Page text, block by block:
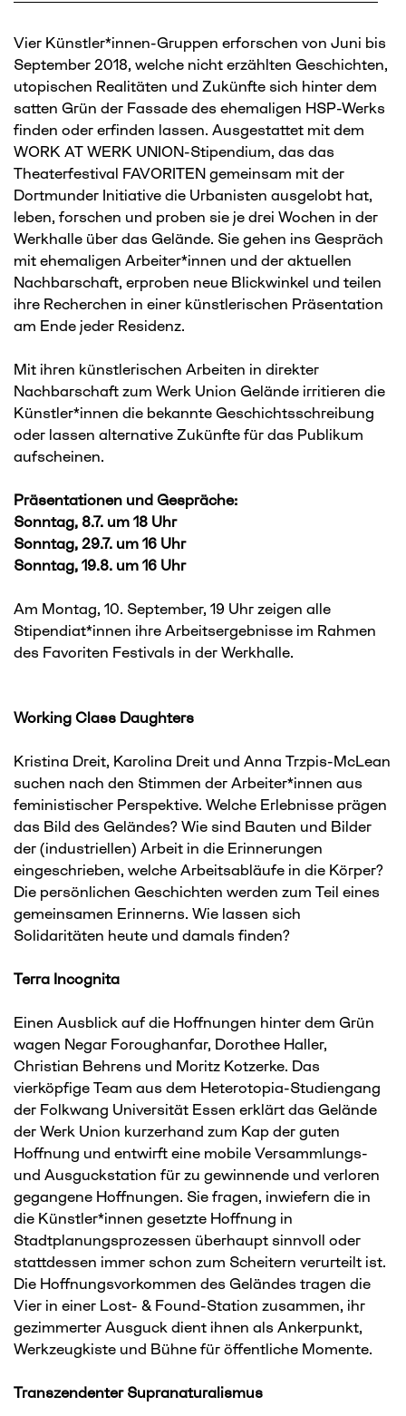
Vier Künstler*innen-Gruppen erforschen von Juni bis
September 2018, welche nicht erzählten Geschichten,
utopischen Realitäten und Zukünfte sich hinter dem
satten Grün der Fassade des ehemaligen HSP-Werks
finden oder erfinden lassen. Ausgestattet mit dem
WORK AT WERK UNION-Stipendium, das das
Theaterfestival FAVORITEN gemeinsam mit der
Dortmunder Initiative die Urbanisten ausgelobt hat,
leben, forschen und proben sie je drei Wochen in der
Werkhalle über das Gelände. Sie gehen ins Gespräch
mit ehemaligen Arbeiter*innen und der aktuellen
Nachbarschaft, erproben neue Blickwinkel und teilen
ihre Recherchen in einer künstlerischen Präsentation
am Ende jeder Residenz.
Mit ihren künstlerischen Arbeiten in direkter
Nachbarschaft zum Werk Union Gelände irritieren die
Künstler*innen die bekannte Geschichtsschreibung
oder lassen alternative Zukünfte für das Publikum
aufscheinen.
Präsentationen und Gespräche:
Sonntag, 8.7. um 18 Uhr
Sonntag, 29.7. um 16 Uhr
Sonntag, 19.8. um 16 Uhr
Am Montag, 10. September, 19 Uhr zeigen alle
Stipendiat*innen ihre Arbeitsergebnisse im Rahmen
des Favoriten Festivals in der Werkhalle.
Working Class Daughters
Kristina Dreit, Karolina Dreit und Anna Trzpis-McLean
suchen nach den Stimmen der Arbeiter*innen aus
feministischer Perspektive. Welche Erlebnisse prägen
das Bild des Geländes? Wie sind Bauten und Bilder
der (industriellen) Arbeit in die Erinnerungen
eingeschrieben, welche Arbeitsabläufe in die Körper?
Die persönlichen Geschichten werden zum Teil eines
gemeinsamen Erinnerns. Wie lassen sich
Solidaritäten heute und damals finden?
Terra Incognita
Einen Ausblick auf die Hoffnungen hinter dem Grün
wagen Negar Foroughanfar, Dorothee Haller,
Christian Behrens und Moritz Kotzerke. Das
vierköpfige Team aus dem Heterotopia-Studiengang
der Folkwang Universität Essen erklärt das Gelände
der Werk Union kurzerhand zum Kap der guten
Hoffnung und entwirft eine mobile Versammlungs-
und Ausguckstation für zu gewinnende und verloren
gegangene Hoffnungen. Sie fragen, inwiefern die in
die Künstler*innen gesetzte Hoffnung in
Stadtplanungsprozessen überhaupt sinnvoll oder
stattdessen immer schon zum Scheitern verurteilt ist.
Die Hoffnungsvorkommen des Geländes tragen die
Vier in einer Lost- & Found-Station zusammen, ihr
gezimmerter Ausguck dient ihnen als Ankerpunkt,
Werkzeugkiste und Bühne für öffentliche Momente.
Transzendenter Supranaturalismus